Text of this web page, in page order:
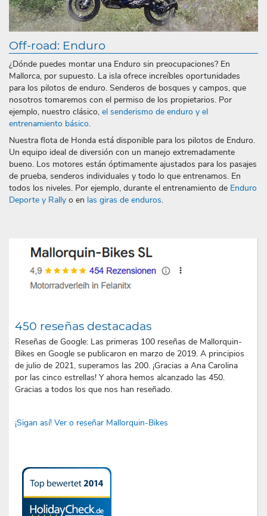
Off-road: Enduro
¿Dónde puedes montar una Enduro sin preocupaciones? En
Mallorca, por supuesto. La isla ofrece increíbles oportunidades
para los pilotos de enduro. Senderos de bosques y campos, que
nosotros tomaremos con el permiso de los propietarios. Por
ejemplo, nuestro clásico, el senderismo de enduro y el
entrenamiento básico.
Nuestra flota de Honda está disponible para los pilotos de Enduro.
Un equipo ideal de diversión con un manejo extremadamente
bueno. Los motores están óptimamente ajustados para los pasajes
de prueba, senderos individuales y todo lo que entrenamos. En
todos los niveles. Por ejemplo, durante el entrenamiento de Enduro
Deporte y Rally o en las giras de enduros.
450 reseñas destacadas
Reseñas de Google: Las primeras 100 reseñas de Mallorquin-
Bikes en Google se publicaron en marzo de 2019. A principios
de julio de 2021, superamos las 200. ¡Gracias a Ana Carolina
por las cinco estrellas! Y ahora hemos alcanzado las 450.
Gracias a todos los que nos han reseñado.
¡Sigan así! Ver o reseñar Mallorquin-Bikes